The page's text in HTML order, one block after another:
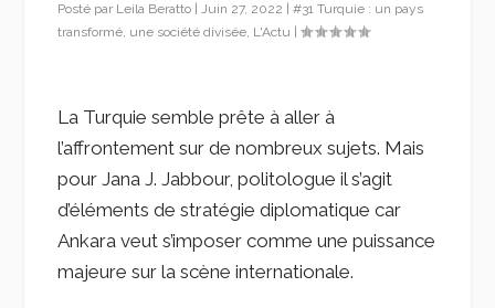
Posté par Leila Beratto |Juin 27, 2022 |#31 Turquie : un pays
transformé, une société divisée, L'Actu |
La Turquie semble prête à aller à
l’affrontement sur de nombreux sujets. Mais
pour Jana J. Jabbour, politologue il s’agit
d’éléments de stratégie diplomatique car
Ankara veut s’imposer comme une puissance
majeure sur la scène internationale.